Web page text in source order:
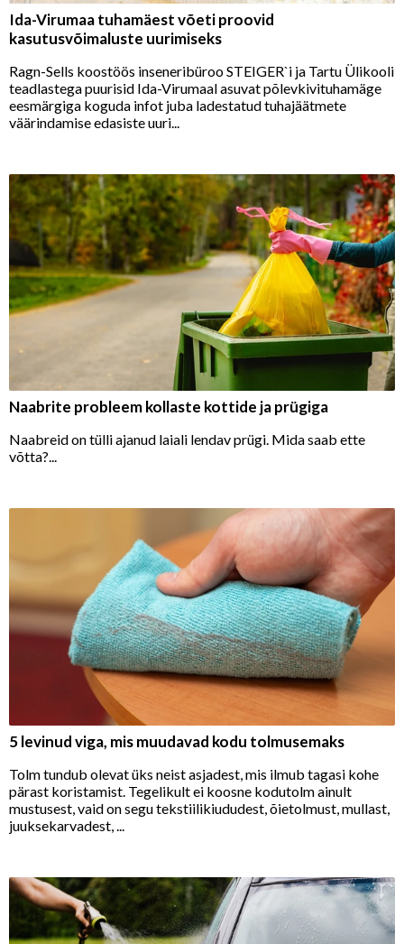
Ida-Virumaa tuhamäest võeti proovid
kasutusvõimaluste uurimiseks
Ragn-Sells koostöös inseneribüroo STEIGER`i ja Tartu Ülikooli
teadlastega puurisid Ida-Virumaal asuvat põlevkivituhamäge
eesmärgiga koguda infot juba ladestatud tuhajäätmete
väärindamise edasiste uuri...
Naabrite probleem kollaste kottide ja prügiga
Naabreid on tülli ajanud laiali lendav prügi. Mida saab ette
võtta?...
5 levinud viga, mis muudavad kodu tolmusemaks
Tolm tundub olevat üks neist asjadest, mis ilmub tagasi kohe
pärast koristamist. Tegelikult ei koosne kodutolm ainult
mustusest, vaid on segu tekstiilikiududest, õietolmust, mullast,
juuksekarvadest, ...